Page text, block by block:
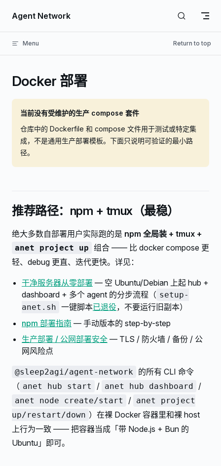
Skip to content
Agent Network
Menu Return to top
Docker 部署
当前没有受维护的生产 compose 套件
仓库中的 Dockerfile 和 compose 文件用于测试或特定集
成，不是通用生产部署模板。下面只说明可验证的最小路
径。
推荐路径：npm + tmux（最稳）
绝大多数自部署用户实际跑的是 npm 全局装 + tmux +
anet project up 组合 —— 比 docker compose 更
轻、debug 更直、迭代更快。详见：
干净服务器从零部署 — 空 Ubuntu/Debian 上起 hub +
dashboard + 多个 agent 的分步流程（ setup-
anet.sh 一键脚本已退役，不要运行旧副本）
npm 部署指南 — 手动版本的 step-by-step
生产部署 / 公网部署安全 — TLS / 防火墙 / 备份 / 公
网风险点
@sleep2agi/agent-network 的所有 CLI 命令
（ anet hub start / anet hub dashboard /
anet node create/start / anet project
up/restart/down ）在裸 Docker 容器里和裸 host
上行为一致 —— 把容器当成「带 Node.js + Bun 的
Ubuntu」即可。